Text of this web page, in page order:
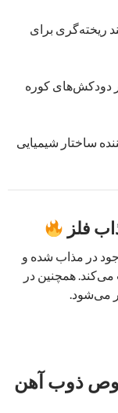
۹۸٪ در فرآیند ریخته‌گری برای
۹۸٪ فیلتر در دودکش‌های کوره
۹۸٪ تثبیت‌کننده ساختار شیمیایی
فلز
در مذاب شده و
همچنین در
می‌شود.
ذوب آهن